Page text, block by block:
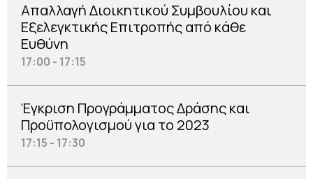
Απαλλαγή Διοικητικού Συμβουλίου και
Εξελεγκτικής Επιτροπής από κάθε
Eυθύνη
17:00 - 17:15
Έγκριση Προγράμματος Δράσης και
Προϋπολογισμού για το 2023
17:15 - 17:30